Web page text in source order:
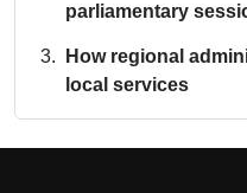
parliamentary
How regional
local services